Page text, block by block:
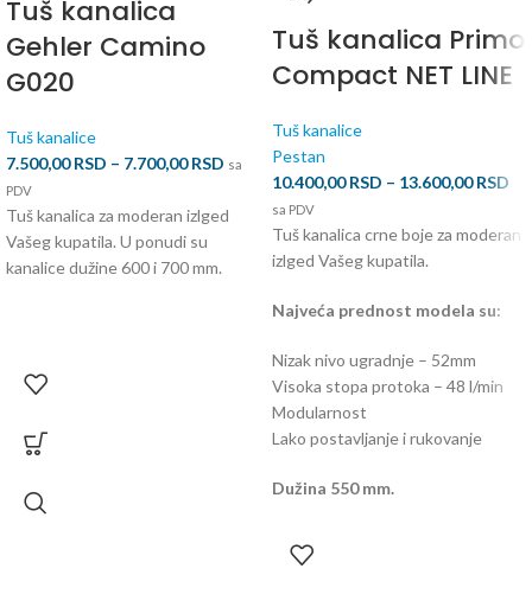
Tuš kanalica
Gehler Camino
G020
Tuš kanalice
7.500,00RSD – 7.700,00RSD sa
PDV
Tuš kanalica za moderan izlged
Vašeg kupatila. U ponudi su
kanalice dužine 600 i 700 mm.
Tuš kanalica Primo
Compact NET LINE
Tuš kanalice
Pestan
10.400,00RSD – 13.600,00RSD
sa PDV
Tuš kanalica crne boje za moderan
izlged Vašeg kupatila.
Najveća prednost modela su:
Nizak nivo ugradnje – 52mm
Visoka stopa protoka – 48 l/min
Modularnost
Lako postavljanje i rukovanje
Dužina 550 mm.